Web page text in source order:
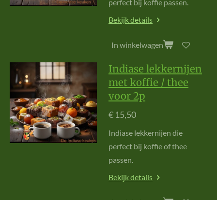
perfect bij koffie passen.
Bekijk details
In winkelwagen
Indiase lekkernijen
met koffie / thee
voor 2p
€ 15,50
Indiase lekkernijen die
perfect bij koffie of thee
passen.
Bekijk details